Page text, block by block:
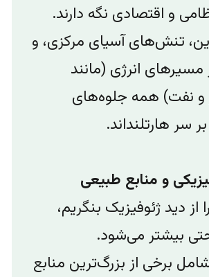
و اقتصادی نگه دارند.
تنش‌های آسیای مرکزی، و
انرژی (مانند
و نفت) همه جلوه‌های
سر هارتلند‌اند.
از دید ژئوفیزیک بنگریم،
بیشتر می‌شود.
برخی از بزرگ‌ترین منابع